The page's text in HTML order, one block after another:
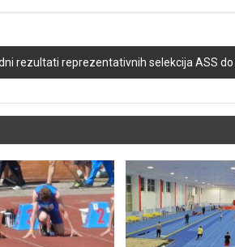
rezultati reprezentativnih selekcija ASS do